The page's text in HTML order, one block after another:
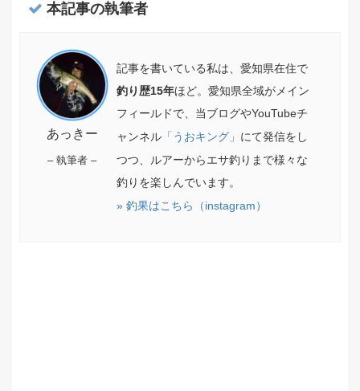
本記事の執筆者
あっきー
– 執筆者 –
記事を書いている私は、愛知県在住で
釣り歴15年ほど。愛知県全域がメイン
フィールドで、当ブログやYouTubeチ
ャンネル「うおキング」 にて発信をし
つつ、ルアーからエサ釣りまで様々な
釣りを楽しんでいます。
» 釣果はこちら（instagram）